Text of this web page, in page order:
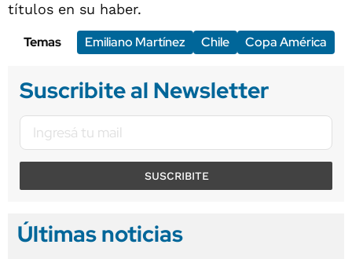
títulos en su haber.
Temas
Emiliano Martínez Chile Copa América
Suscribite al Newsletter
SUSCRIBITE
Últimas noticias